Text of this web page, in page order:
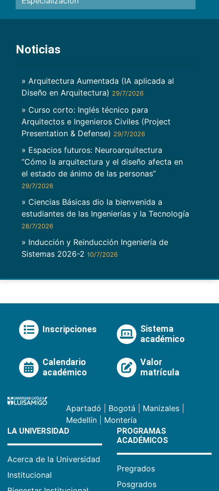
Noticias
» Arquitectura Aumentada (IA aplicada al
Diseño en Arquitectura) 29/7/2026
» Curso corto: Inglés técnico para
Arquitectos e Ingenieros Civiles (Project
Presentation & Defense) 29/7/2026
» Espacios futuros: Neuroarquitectura
“Cómo la arquitectura y el diseño afecta en
el estado de ánimo de las personas”
29/7/2026
» Ciencias Básicas dio la bienvenida a
estudiantes de las Ingenierías y la Tecnología
28/7/2026
» Inducción y Reinducción Ingeniería de
Sistemas 2026-2 10/7/2026
Inscripciones
Sistema
académico
Calendario
académico
Valor
matrícula
Apartadó Bogotá Manizales
Medellín
Montería
LA UNIVERSIDAD
Acerca de la Universidad
Institucional
PROGRAMAS
ACADÉMICOS
Pregrados
Posgrados